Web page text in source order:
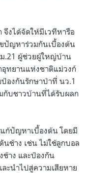
งได้จัดให้มีเวทีหารือ
ปัญหาร่วมกันเบื้องต้น
.21 ผู้ช่วยผู้ใหญ่บ้าน
ทยานแห่งชาติแม่วงก์
องกันรักษาป่าที่ นว.1
กับชาวบ้านที่ได้รับผลก
ก้ปัญหาเบื้องต้น โดยมี
นช้าง เช่น ไม่ใช้ลูกบอล
าง และป้องกัน
ะนำไปสู่ความเสียหาย